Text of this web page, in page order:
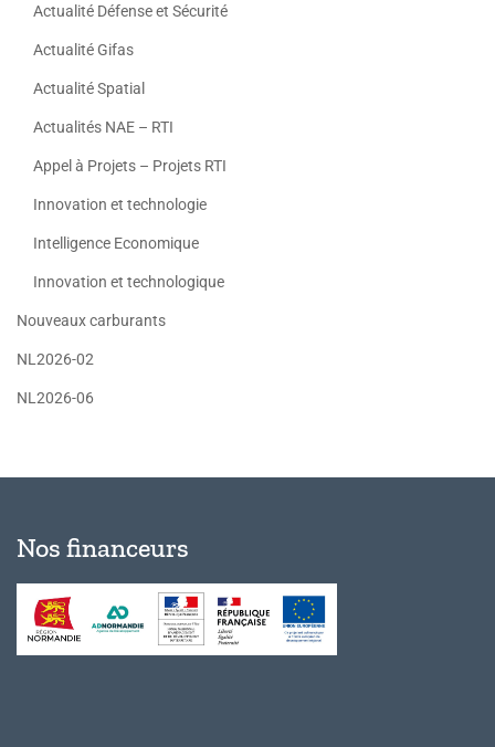
Actualité Défense et Sécurité
Actualité Gifas
Actualité Spatial
Actualités NAE – RTI
Appel à Projets – Projets RTI
Innovation et technologie
Intelligence Economique
Innovation et technologique
Nouveaux carburants
NL2026-02
NL2026-06
Nos financeurs